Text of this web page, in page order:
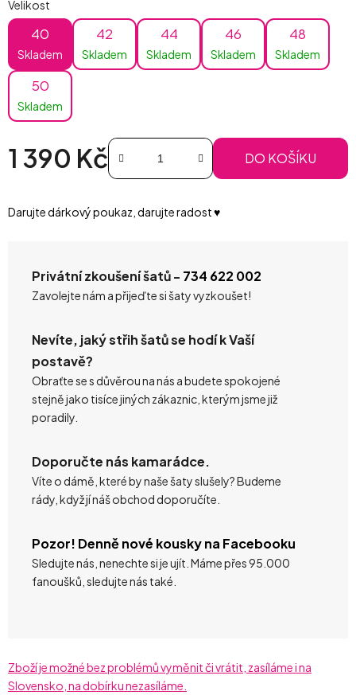
Velikost
40
Skladem
42
Skladem
44
Skladem
46
Skladem
48
Skladem
50
Skladem
1 390 Kč DO KOŠÍKU
Darujte dárkový poukaz, darujte radost ♥️
Privátní zkoušení šatů - 734 622 002
Zavolejte nám a přijeďte si šaty vyzkoušet!
Nevíte, jaký střih šatů se hodí k Vaší
postavě?
Obraťte se s důvěrou na nás a budete spokojené
stejně jako tisíce jiných zákaznic, kterým jsme již
poradily.
Doporučte nás kamarádce.
Víte o dámě, které by naše šaty slušely? Budeme
rády, když jí náš obchod doporučíte.
Pozor! Denně nové kousky na Facebooku
Sledujte nás, nenechte si je ujít. Máme přes 95.000
fanoušků, sledujte nás také.
Zboží je možné bez problémů vyměnit či vrátit, zasíláme i na
Slovensko, na dobírku nezasíláme.